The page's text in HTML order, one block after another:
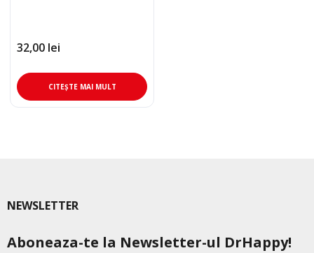
32,00 lei
CITEȘTE MAI MULT
NEWSLETTER
Aboneaza-te la Newsletter-ul DrHappy!